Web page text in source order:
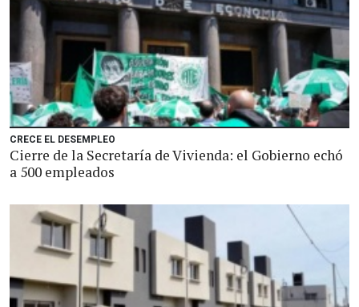
CRECE EL DESEMPLEO
Cierre de la Secretaría de Vivienda: el Gobierno echó
a 500 empleados